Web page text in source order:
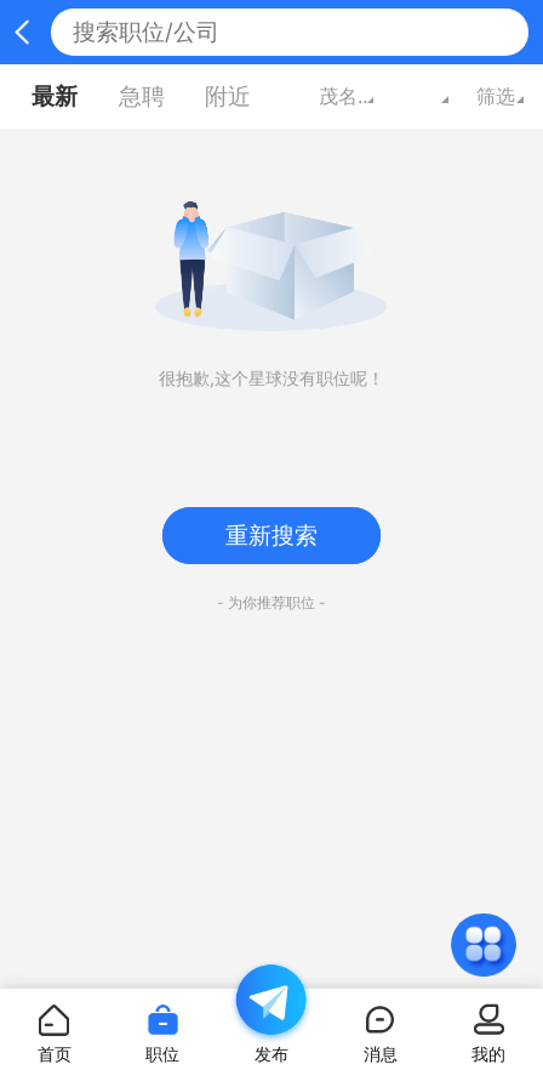
最新 急聘 附近 茂名广东 筛选
很抱歉,这个星球没有职位呢！
重新搜索
- 为你推荐职位 -
首页 职位 发布 消息 我的